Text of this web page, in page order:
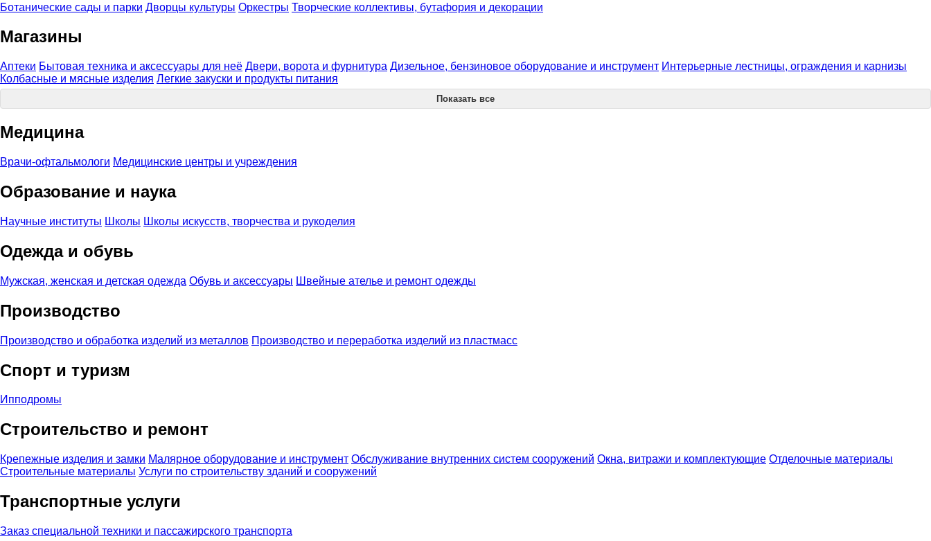
Ботанические сады и парки Дворцы культуры Оркестры Творческие коллективы, бутафория и декорации
Магазины
Аптеки Бытовая техника и аксессуары для неё Двери, ворота и фурнитура Дизельное, бензиновое оборудование и инструмент Интерьерные лестницы, ограждения и карнизы
Колбасные и мясные изделия Легкие закуски и продукты питания
Показать все
Медицина
Врачи-офтальмологи Медицинские центры и учреждения
Образование и наука
Научные институты Школы Школы искусств, творчества и рукоделия
Одежда и обувь
Мужская, женская и детская одежда Обувь и аксессуары Швейные ателье и ремонт одежды
Производство
Производство и обработка изделий из металлов Производство и переработка изделий из пластмасс
Спорт и туризм
Ипподромы
Строительство и ремонт
Крепежные изделия и замки Малярное оборудование и инструмент Обслуживание внутренних систем сооружений Окна, витражи и комплектующие Отделочные материалы
Строительные материалы Услуги по строительству зданий и сооружений
Транспортные услуги
Заказ специальной техники и пассажирского транспорта